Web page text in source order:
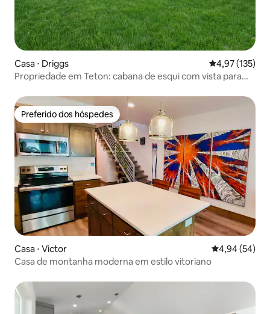
Casa ⋅ Driggs 4,97 de uma
4,97 (135)
Propriedade em Teton: cabana de esqui com vista para
Preferido dos hóspedes
Preferido dos hóspedes
Casa ⋅ Victor 4,94 de uma
4,94 (54)
Casa de montanha moderna em estilo vitoriano